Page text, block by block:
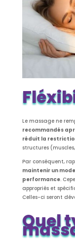
Le massage ne
recommandés
réduit la
structures
Par conséquent,
maintenir un
performance.
appropriés et
Celles-ci seront
Quel